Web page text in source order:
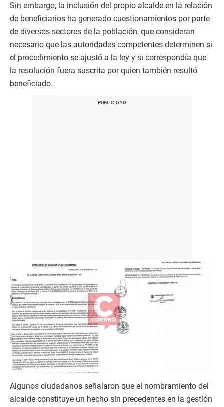
Sin embargo, la inclusión del propio alcalde en la relación
de beneficiarios ha generado cuestionamientos por parte
de diversos sectores de la población, que consideran
necesario que las autoridades competentes determinen si
el procedimiento se ajustó a la ley y si correspondía que
la resolución fuera suscrita por quien también resultó
beneficiado.
Algunos ciudadanos señalaron que el nombramiento del
alcalde constituye un hecho sin precedentes en la gestión